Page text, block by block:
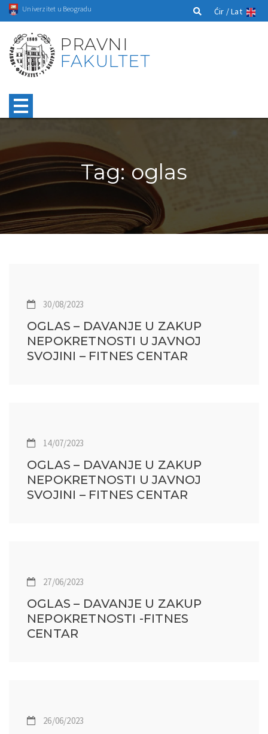
Univerzitet u Beogradu Ćir /Lat
PRAVNI
FAKULTET
Tag: oglas
30/08/2023
OGLAS – DAVANJE U ZAKUP
NEPOKRETNOSTI U JAVNOJ
SVOJINI – FITNES CENTAR
14/07/2023
OGLAS – DAVANJE U ZAKUP
NEPOKRETNOSTI U JAVNOJ
SVOJINI – FITNES CENTAR
27/06/2023
OGLAS – DAVANJE U ZAKUP
NEPOKRETNOSTI -FITNES
CENTAR
26/06/2023